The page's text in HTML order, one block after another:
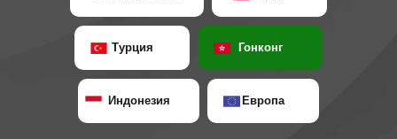
Турция Гонконг
Индонезия Европа